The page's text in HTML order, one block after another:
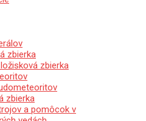
zbierka
zbierka
zbierka
a pomôcok v